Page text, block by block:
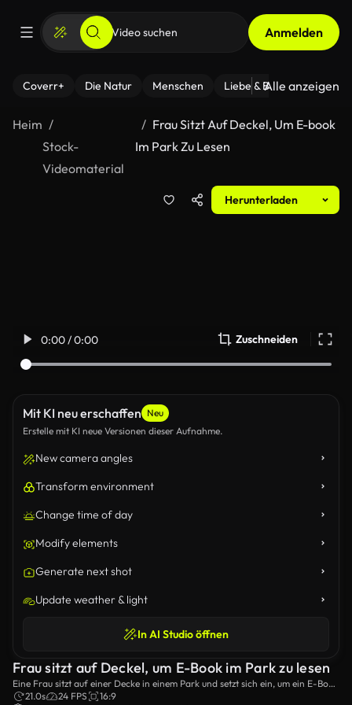
Anmelden
Coverr+ Die Natur Menschen Liebe & Beziehungen
Alle anzeigen
Heim
Stock-
Videomaterial
Frau Sitzt Auf Deckel, Um E-book
Im Park Zu Lesen
Herunterladen
0:00 / 0:00 Zuschneiden
Mit KI neu erschaffen Neu
Erstelle mit KI neue Versionen dieser Aufnahme.
New camera angles
Transform environment
Change time of day
Modify elements
Generate next shot
Update weather & light
In AI Studio öffnen
Frau sitzt auf Deckel, um E-Book im Park zu lesen
Eine Frau sitzt auf einer Decke in einem Park und setzt sich ein, um ein E-Book
auf ihrem Tablet zu lesen. Sie genießt einen ruhigen Moment der Entspannung
21.0s 24 FPS
16:9